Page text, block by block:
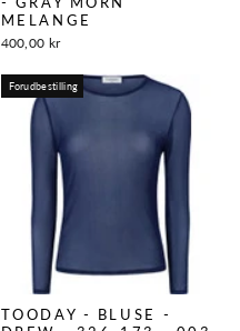
MELANGE
400,00 kr
Forudbestilling
TOODAY - BLUSE -